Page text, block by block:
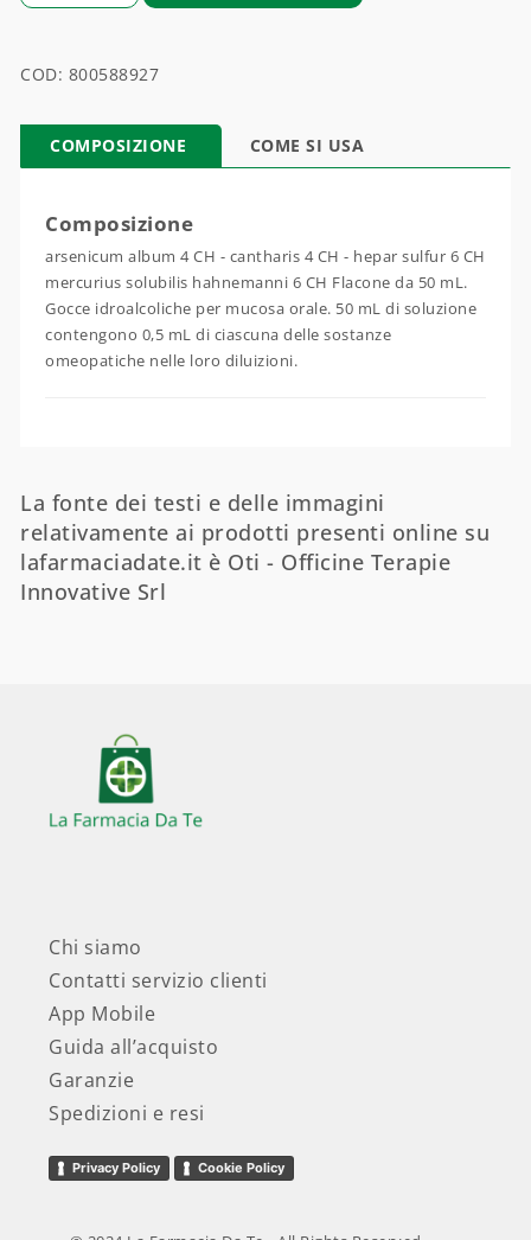
COD: 800588927
COMPOSIZIONE COME SI USA
Composizione
arsenicum album 4 CH - cantharis 4 CH - hepar sulfur 6 CH
mercurius solubilis hahnemanni 6 CH Flacone da 50 mL.
Gocce idroalcoliche per mucosa orale. 50 mL di soluzione
contengono 0,5 mL di ciascuna delle sostanze
omeopatiche nelle loro diluizioni.
La fonte dei testi e delle immagini
relativamente ai prodotti presenti online su
lafarmaciadate.it è Oti - Officine Terapie
Innovative Srl
Chi siamo
Contatti servizio clienti
App Mobile
Guida all’acquisto
Garanzie
Spedizioni e resi
Privacy Policy Cookie Policy